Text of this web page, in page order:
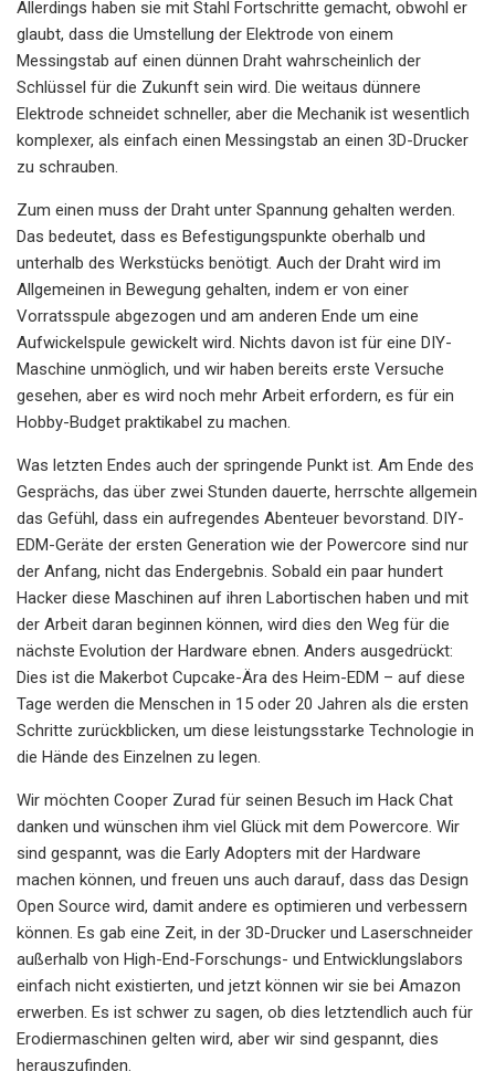
Allerdings haben sie mit Stahl Fortschritte gemacht, obwohl er
glaubt, dass die Umstellung der Elektrode von einem
Messingstab auf einen dünnen Draht wahrscheinlich der
Schlüssel für die Zukunft sein wird. Die weitaus dünnere
Elektrode schneidet schneller, aber die Mechanik ist wesentlich
komplexer, als einfach einen Messingstab an einen 3D-Drucker
zu schrauben.
Zum einen muss der Draht unter Spannung gehalten werden.
Das bedeutet, dass es Befestigungspunkte oberhalb und
unterhalb des Werkstücks benötigt. Auch der Draht wird im
Allgemeinen in Bewegung gehalten, indem er von einer
Vorratsspule abgezogen und am anderen Ende um eine
Aufwickelspule gewickelt wird. Nichts davon ist für eine DIY-
Maschine unmöglich, und wir haben bereits erste Versuche
gesehen, aber es wird noch mehr Arbeit erfordern, es für ein
Hobby-Budget praktikabel zu machen.
Was letzten Endes auch der springende Punkt ist. Am Ende des
Gesprächs, das über zwei Stunden dauerte, herrschte allgemein
das Gefühl, dass ein aufregendes Abenteuer bevorstand. DIY-
EDM-Geräte der ersten Generation wie der Powercore sind nur
der Anfang, nicht das Endergebnis. Sobald ein paar hundert
Hacker diese Maschinen auf ihren Labortischen haben und mit
der Arbeit daran beginnen können, wird dies den Weg für die
nächste Evolution der Hardware ebnen. Anders ausgedrückt:
Dies ist die Makerbot Cupcake-Ära des Heim-EDM – auf diese
Tage werden die Menschen in 15 oder 20 Jahren als die ersten
Schritte zurückblicken, um diese leistungsstarke Technologie in
die Hände des Einzelnen zu legen.
Wir möchten Cooper Zurad für seinen Besuch im Hack Chat
danken und wünschen ihm viel Glück mit dem Powercore. Wir
sind gespannt, was die Early Adopters mit der Hardware
machen können, und freuen uns auch darauf, dass das Design
Open Source wird, damit andere es optimieren und verbessern
können. Es gab eine Zeit, in der 3D-Drucker und Laserschneider
außerhalb von High-End-Forschungs- und Entwicklungslabors
einfach nicht existierten, und jetzt können wir sie bei Amazon
erwerben. Es ist schwer zu sagen, ob dies letztendlich auch für
Erodiermaschinen gelten wird, aber wir sind gespannt, dies
herauszufinden.